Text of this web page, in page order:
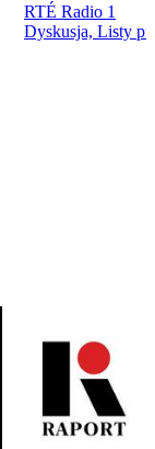
RTÉ Radio 1
Dyskusja, Listy